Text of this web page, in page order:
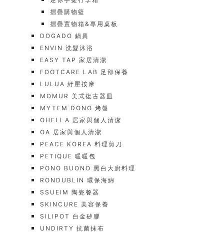
摺疊購物籃
摺疊置物箱&專用桌板
DOGADO 鍋具
ENVIN 洗髮沐浴
EASY TAP 家居清潔
FOOTCARE LAB 足部保養
LULUA 紓壓按摩
MOMUR 美式復古器皿
MYTEM DONO 烤盤
OHELLA 居家與個人清潔
OA 居家與個人清潔
PEACE KOREA 料理剪刀
PETIQUE 暖暖包
PONO BUONO 黑白大廚料理
RONDUBLIN 環保海綿
SSUEIM 陶瓷餐器
SKINCURE 美容保養
SILIPOT 白金矽膠
UNDIRTY 抗菌抹布